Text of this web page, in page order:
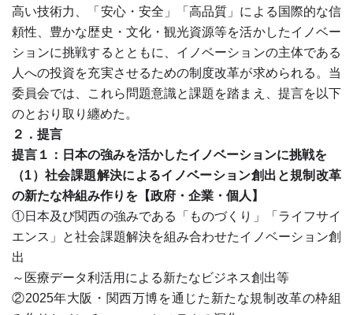
高い技術力、「安心・安全」「高品質」による国際的な信
頼性、豊かな歴史・文化・観光資源等を活かしたイノベー
ションに挑戦するとともに、イノベーションの主体である
人への投資を充実させるための制度改革が求められる。当
委員会では、これら問題意識と課題を踏まえ、提言を以下
のとおり取り纏めた。
２．提言
提言１：日本の強みを活かしたイノベーションに挑戦を
（1）社会課題解決によるイノベーション創出と規制改革
の新たな枠組み作りを【政府・企業・個人】
①日本及び関西の強みである「ものづくり」「ライフサイ
エンス」と社会課題解決を組み合わせたイノベーション創
出
～医療データ利活用による新たなビジネス創出等
②2025年大阪・関西万博を通じた新たな規制改革の枠組